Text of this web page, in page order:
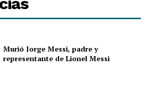
Murió Jorge Messi, padre y
representante de Lionel Messi